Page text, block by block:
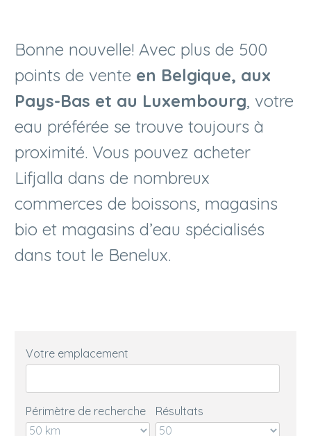
Bonne nouvelle! Avec plus de 500
points de vente en Belgique, aux
Pays-Bas et au Luxembourg, votre
eau préférée se trouve toujours à
proximité. Vous pouvez acheter
Lifjalla dans de nombreux
commerces de boissons, magasins
bio et magasins d’eau spécialisés
dans tout le Benelux.
Votre emplacement
Périmètre de recherche Résultats